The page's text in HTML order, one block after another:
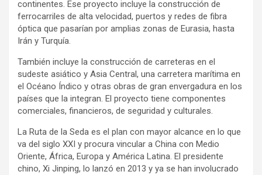
continentes. Ese proyecto incluye la construcción de
ferrocarriles de alta velocidad, puertos y redes de fibra
óptica que pasarían por amplias zonas de Eurasia, hasta
Irán y Turquía.
También incluye la construcción de carreteras en el
sudeste asiático y Asia Central, una carretera marítima en
el Océano Índico y otras obras de gran envergadura en los
países que la integran. El proyecto tiene componentes
comerciales, financieros, de seguridad y culturales.
La Ruta de la Seda es el plan con mayor alcance en lo que
va del siglo XXI y procura vincular a China con Medio
Oriente, África, Europa y América Latina. El presidente
chino, Xi Jinping, lo lanzó en 2013 y ya se han involucrado